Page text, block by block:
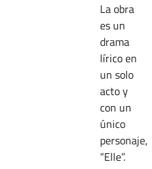
La obra
es un
drama
lírico en
un solo
acto y
con un
único
personaje,
“Elle”.